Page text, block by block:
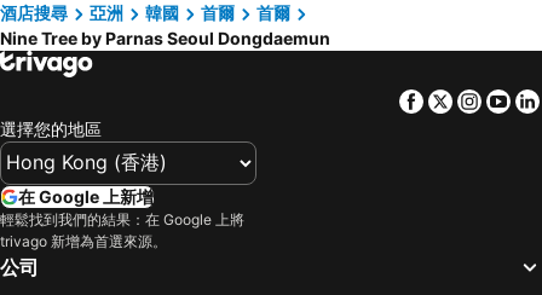
酒店搜尋
亞洲 韓國 首爾
首爾
Nine Tree by Parnas Seoul Dongdaemun
Facebook
Twitter
選擇您的地區
在 Google 上新增
輕鬆找到我們的結果：在 Google 上將
trivago 新增為首選來源。
公司